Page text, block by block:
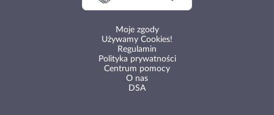
Moje zgody
Używamy Cookies!
Regulamin
Polityka prywatności
Centrum pomocy
O nas
DSA